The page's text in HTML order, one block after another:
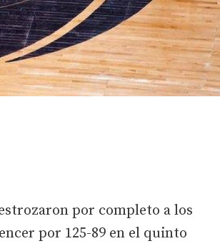
por completo a los
por 125-89 en el quinto